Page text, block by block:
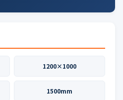
1200×1000
1500mm